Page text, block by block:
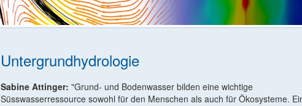
Untergrundhydrologie
Sabine Attinger: "Grund- und Bodenwasser bilden eine wichtige
Süsswasserressource sowohl für den Menschen als auch für Ökosysteme.